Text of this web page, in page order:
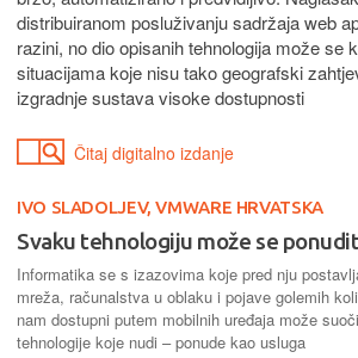
distribuiranom posluživanju sadržaja web
razini, no dio opisanih tehnologija može se
situacijama koje nisu tako geografski
izgradnje sustava visoke dostupnosti
Čitaj digitalno izdanje
IVO SLADOLJEV, VMWARE HRVATSKA
Svaku tehnologiju može se
Informatika se s izazovima koje pred nju
mreža, računalstva u oblaku i pojave golemih
nam dostupni putem mobilnih uređaja može
tehnologije koje nudi – ponude kao usluga